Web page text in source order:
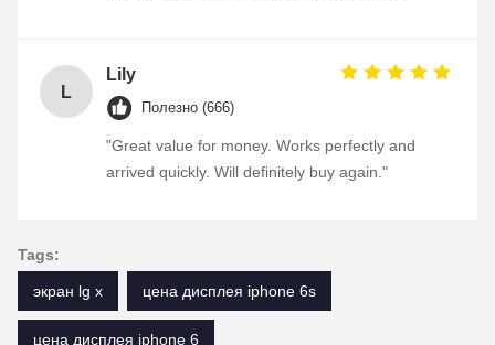
L
Lily
Полезно (666)
"Great value for money. Works perfectly and
arrived quickly. Will definitely buy again."
Tags:
экран lg x цена дисплея iphone 6s
цена дисплея iphone 6